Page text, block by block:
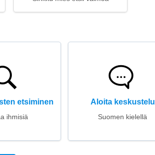
etsiminen
ihmisiä
Aloita keskustelu
Suomen kielellä